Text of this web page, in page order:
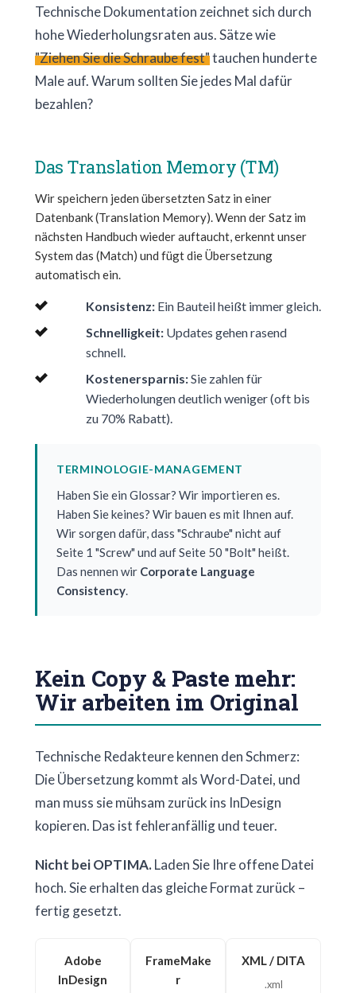
Technische Dokumentation zeichnet sich durch
hohe Wiederholungsraten aus. Sätze wie
"Ziehen Sie die Schraube fest"tauchen hunderte
Male auf. Warum sollten Sie jedes Mal dafür
bezahlen?
Das Translation Memory (TM)
Wir speichern jeden übersetzten Satz in einer
Datenbank (Translation Memory). Wenn der Satz im
nächsten Handbuch wieder auftaucht, erkennt unser
System das (Match) und fügt die Übersetzung
automatisch ein.
Konsistenz: Ein Bauteil heißt immer gleich.
Schnelligkeit: Updates gehen rasend
schnell.
Kostenersparnis:Sie zahlen für
Wiederholungen deutlich weniger (oft bis
zu 70% Rabatt).
TERMINOLOGIE-MANAGEMENT
Haben Sie ein Glossar? Wir importieren es.
Haben Sie keines? Wir bauen es mit Ihnen auf.
Wir sorgen dafür, dass "Schraube" nicht auf
Seite 1 "Screw" und auf Seite 50 "Bolt" heißt.
Das nennen wir Corporate Language
Consistency.
Kein Copy & Paste mehr:
Wir arbeiten im Original
Technische Redakteure kennen den Schmerz:
Die Übersetzung kommt als Word-Datei, und
man muss sie mühsam zurück ins InDesign
kopieren. Das ist fehleranfällig und teuer.
Nicht bei OPTIMA.Laden Sie Ihre offene Datei
hoch. Sie erhalten das gleiche Format zurück –
fertig gesetzt.
Adobe
InDesign
FrameMake
r
XML / DITA
.xml